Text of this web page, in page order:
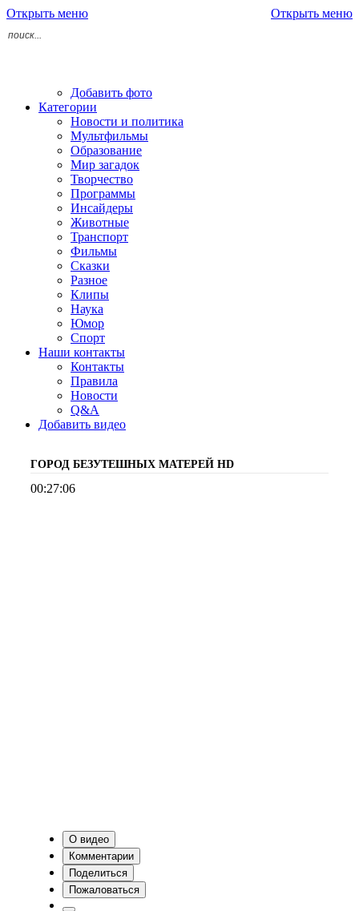
Открыть меню Открыть меню
Добавить фото
Категории
Новости и политика
Мультфильмы
Образование
Мир загадок
Творчество
Программы
Инсайдеры
Животные
Транспорт
Фильмы
Сказки
Разное
Клипы
Наука
Юмор
Спорт
Наши контакты
Контакты
Правила
Новости
Q&A
Добавить видео
ГОРОД БЕЗУТЕШНЫХ МАТЕРЕЙ HD
00:27:06
О видео
Комментарии
Поделиться
Пожаловаться